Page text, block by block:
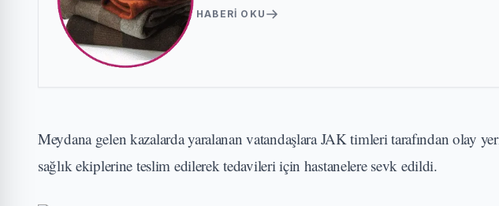
HABERI OKU
Meydana gelen kazalarda yaralanan vatandaşlara JAK timleri tarafından olay
sağlık ekiplerine teslim edilerek tedavileri için hastanelere sevk edildi.